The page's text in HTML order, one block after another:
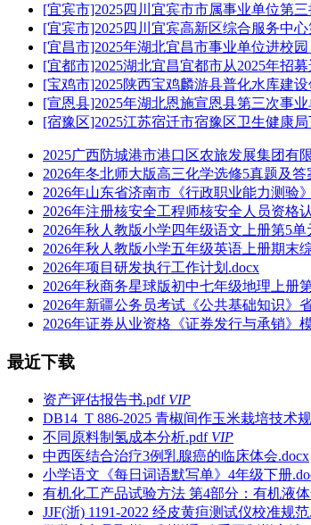
[宜宾市]2025四川宜宾市市属事业单位第
[宜宾市]2025四川宜宾高新区综合服务中
[宜昌市]2025年湖北宜昌市事业单位进校
[宜都市]2025湖北宜昌宜都市从2025年招
[宝鸡市]2025陕西宝鸡麟游县普化水库建
[宣恩县]2025年湖北恩施宣恩县第三次事
[宿豫区]2025江苏宿迁市宿豫区卫生健康
2025广西防城港市港口区农旅发展集团有
2026年冬北师大版高三化学选修5真题及答
2026年山东省济南市《行政职业能力测验
2026年注册核安全工程师核安全人员资格
2026年秋人教版小学四年级语文上册第5
2026年秋人教版小学五年级英语上册期末
2026年项目研发执行工作计划.docx
2026年秋商务星球版初中七年级地理上册
2026年新疆公务员考试《公共基础知识》
2026年证券从业资格《证券发行与承销》
最近下载
资产评估报告书.pdf VIP
DB14_T 886-2025 青椒间作玉米栽培技术
不同原料制氢成本分析.pdf VIP
中西医结合治疗3例乳腺癌的临床体会.docx
小学语文《每日词语默写单》4年级下册
有机化工产品试验方法 第4部分：有机液
JJF(浙) 1191-2022 经皮黄疸测试仪校准规